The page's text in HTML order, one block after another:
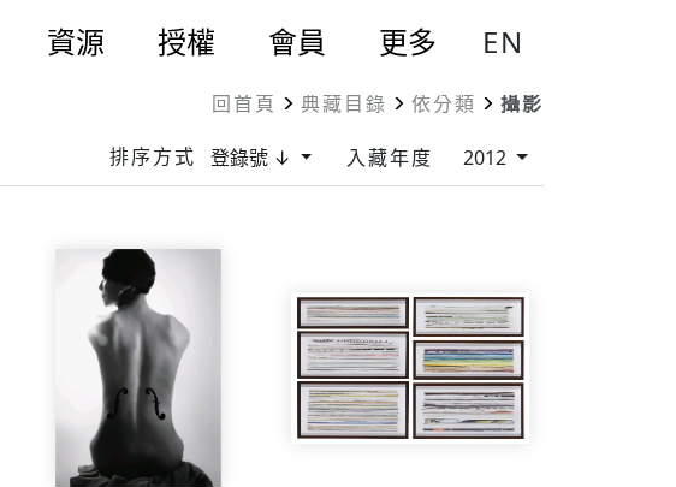
資源 授權 會員 更多 EN
回首頁 典藏目錄 依分類 攝影
排序方式 登錄號 ↓ 入藏年度 2012